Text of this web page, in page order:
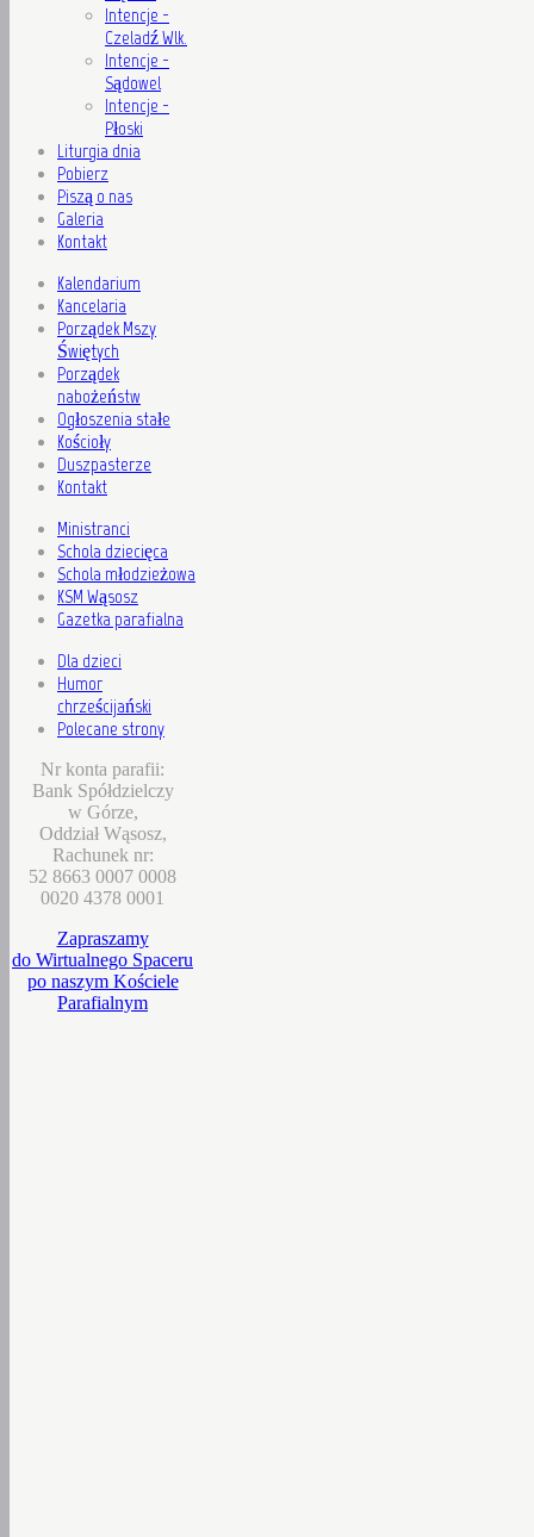
Intencje -
Czeladź Wlk.
Intencje -
Sądowel
Intencje -
Płoski
Liturgia dnia
Pobierz
Piszą o nas
Galeria
Kontakt
Kalendarium
Kancelaria
Porządek Mszy
Świętych
Porządek
nabożeństw
Ogłoszenia stałe
Kościoły
Duszpasterze
Kontakt
Ministranci
Schola dziecięca
Schola młodzieżowa
KSM Wąsosz
Gazetka parafialna
Dla dzieci
Humor
chrześcijański
Polecane strony
Nr konta parafii:
Bank Spółdzielczy
w Górze,
Oddział Wąsosz,
Rachunek nr:
52 8663 0007 0008
0020 4378 0001
Zapraszamy
do Wirtualnego Spaceru
po naszym Kościele
Parafialnym